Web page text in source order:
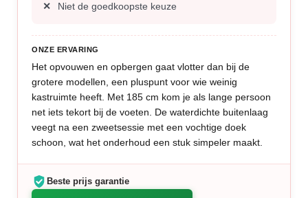
Niet de goedkoopste keuze
ONZE ERVARING
Het opvouwen en opbergen gaat vlotter dan bij de
grotere modellen, een pluspunt voor wie weinig
kastruimte heeft. Met 185 cm kom je als lange persoon
net iets tekort bij de voeten. De waterdichte buitenlaag
veegt na een zweetsessie met een vochtige doek
schoon, wat het onderhoud een stuk simpeler maakt.
Beste prijs garantie